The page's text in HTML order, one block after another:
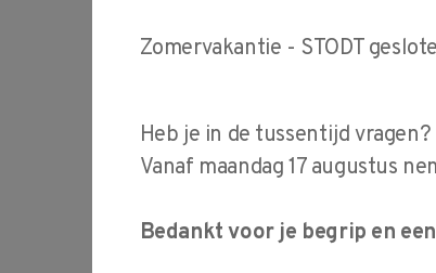
Na het doorlopen van
vaardigheden van
draaien. Je raakt
vertrouwd met
Zomervakantie - STODT
Heb je in de tussentijd
Vanaf maandag 17 augustus
Bedankt voor je begrip en